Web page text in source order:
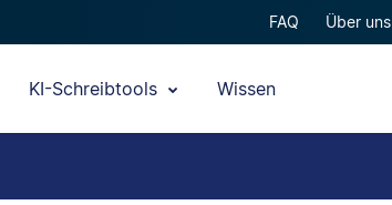
FAQ Über uns
KI-Schreibtools Wissen